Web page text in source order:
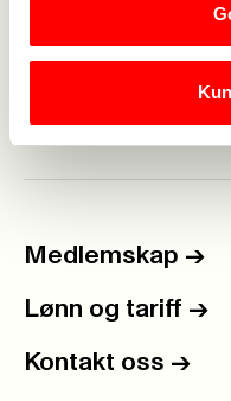
koordineringsledd.
Medlemskap ->
Lønn og tariff ->
Kontakt oss ->